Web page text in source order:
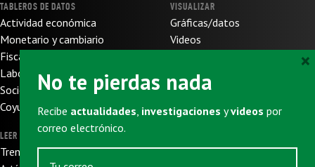
TABLEROS DE DATOS
Actividad económica
Monetario y cambiario
Fiscal y de presupuesto
Laboral
Socioeconómico
Coyuntura internacional
LEER
Trends
VISUALIZAR
Gráficas/datos
Videos
Sobre nosotros
Donaciones
SUSCRIBIRSE
No te pierdas nada
Recibe actualidades, investigaciones yvideos por
correo electrónico.
×